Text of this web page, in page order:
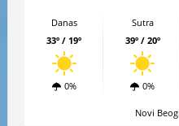
Danas
33º / 19º
0%
Sutra
39º / 20º
0%
Novi